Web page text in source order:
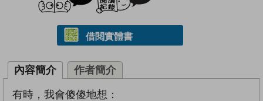
借閱實體書
內容簡介 作者簡介
有時，我會傻傻地想：